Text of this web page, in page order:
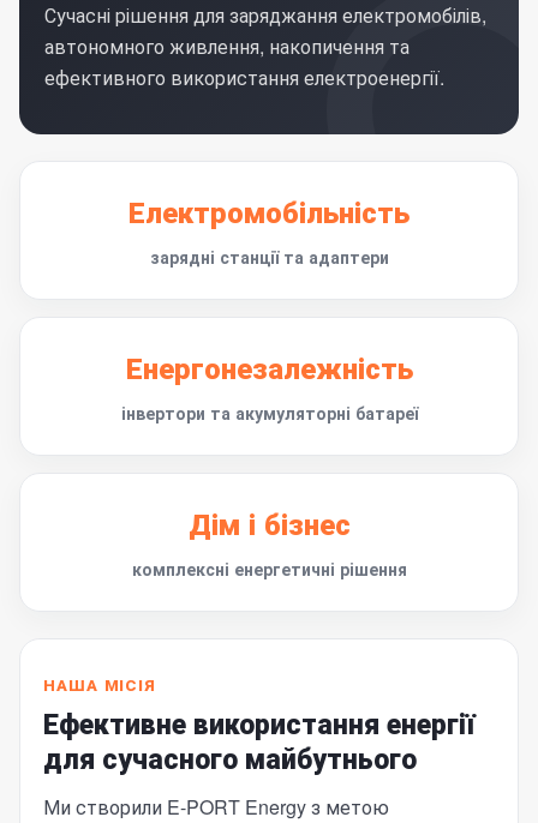
Сучасні рішення для заряджання електромобілів,
автономного живлення, накопичення та
ефективного використання електроенергії.
Електромобільність
зарядні станції та адаптери
Енергонезалежність
інвертори та акумуляторні батареї
Дім і бізнес
комплексні енергетичні рішення
НАША МІСІЯ
Ефективне використання енергії
для сучасного майбутнього
Ми створили E-PORT Energy з метою